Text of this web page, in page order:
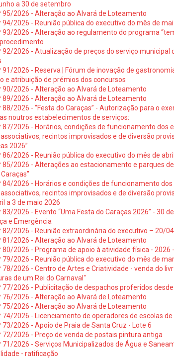
a 30 de setembro
95/2026 - Alteração ao Alvará de Loteamento
94/2026 - Reunião pública do executivo do mês de
93/2026 - Alteração ao regulamento do programa
92/2026 - Atualização de preços do serviço
91/2026 - Reserva | Fórum de inovação de
e atribuição de prémios dos concursos
90/2026 - Alteração ao Alvará de Loteamento
89/2026 - Alteração ao Alvará de Loteamento
88/2026 - “Festa do Caraças” - Autorização para o
noutros estabelecimentos de serviços:
87/2026 - Horários, condições de funcionamento dos
recintos improvisados e de diversão
2026”
86/2026 - Reunião pública do executivo do mês de
85/2026 - Alterações ao estacionamento e parques
84/2026 - Horários e condições de funcionamento
recintos improvisados e de diversão
a 3 de maio 2026
83/2026 - Evento “Uma Festa do Caraças 2026” - 30
e Emergência
82/2026 - Reunião extraordinária do executivo – 20/
81/2026 - Alteração ao Alvará de Loteamento
80/2026 - Programa de apoio à atividade física - 2026
79/2026 - Reunião pública do executivo do mês de
78/2026 - Centro de Artes e Criatividade - venda do
de um Rei do Carnaval"
77/2026 - Publicitação de despachos proferidos
76/2026 - Alteração ao Alvará de Loteamento
75/2026 - Alteração ao Alvará de Loteamento
74/2026 - Licenciamento de operadores de escolas
73/2026 - Apoio de Praia de Santa Cruz - Lote 6
72/2026 - Preço de venda de postais pintura antiga
71/2026 - Serviços Municipalizados de Água e
- ratificação